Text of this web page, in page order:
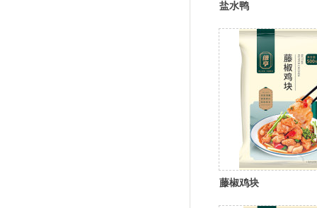
盐水鸭
藤椒鸡块